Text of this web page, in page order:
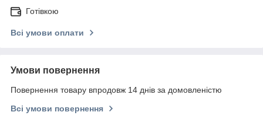
Готівкою
Всі умови оплати
Умови повернення
Повернення товару впродовж 14 днів за домовленістю
Всі умови повернення